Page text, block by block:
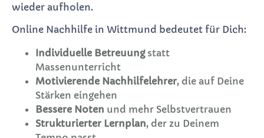
wieder aufholen.
Online Nachhilfe in Wittmund bedeutet für Dich:
Individuelle Betreuungstatt
Massenunterricht
Motivierende Nachhilfelehrer, die auf Deine
Stärken eingehen
Bessere Noten und mehr Selbstvertrauen
Strukturierter Lernplan, der zu Deinem